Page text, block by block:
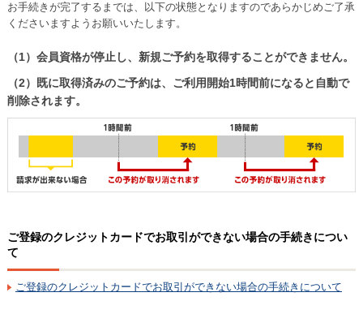
お手続きが完了するまでは、以下の状態となりますのであらかじめご了承
くださいますようお願いいたします。
（1）会員資格が停止し、新規ご予約を取得することができません。
（2）既に取得済みのご予約は、ご利用開始1時間前になると自動で
削除されます。
ご登録のクレジットカードでお取引ができない場合の手続きについ
て
ご登録のクレジットカードでお取引ができない場合の手続きについて